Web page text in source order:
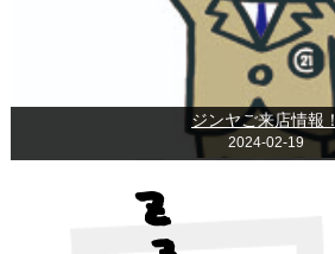
ジンヤご来店情報！
2024-02-19